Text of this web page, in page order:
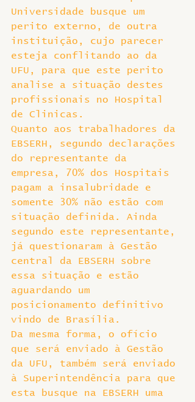
Universidade busque um
perito externo, de outra
instituição, cujo parecer
esteja conflitando ao da
UFU, para que este perito
analise a situação destes
profissionais no Hospital
de Clinicas.
Quanto aos trabalhadores da
EBSERH, segundo declarações
do representante da
empresa, 70% dos Hospitais
pagam a insalubridade e
somente 30% não estão com
situação definida. Ainda
segundo este representante,
já questionaram à Gestão
central da EBSERH sobre
essa situação e estão
aguardando um
posicionamento definitivo
vindo de Brasília.
Da mesma forma, o ofício
que será enviado à Gestão
da UFU, também será enviado
à Superintendência para que
esta busque na EBSERH uma